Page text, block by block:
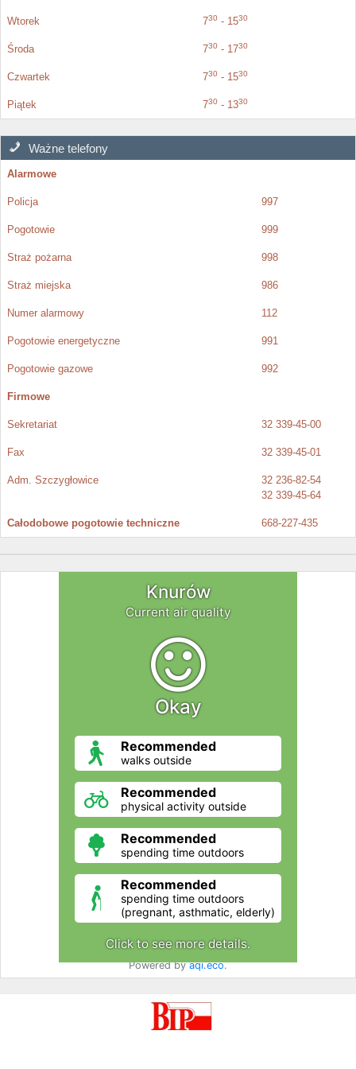
Wtorek 730 - 1530
Środa 730 - 1730
Czwartek 730 - 1530
Piątek 730 - 1330
Ważne telefony
Alarmowe
Policja 997
Pogotowie 999
Straż pożarna 998
Straż miejska 986
Numer alarmowy 112
Pogotowie energetyczne 991
Pogotowie gazowe 992
Firmowe
Sekretariat 32 339-45-00
Fax 32 339-45-01
Adm. Szczygłowice
32 236-82-54
32 339-45-64
Całodobowe pogotowie techniczne 668-227-435